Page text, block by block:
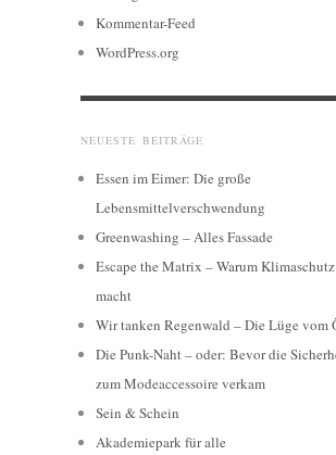
Kommentar-Feed
WordPress.org
NEUESTE BEITRÄGE
Essen im Eimer: Die große
Lebensmittelverschwendung
Greenwashing – Alles Fassade
Escape the Matrix – Warum
macht
Wir tanken Regenwald – Die Lüge vom
Die Punk-Naht – oder: Bevor die
zum Modeaccessoire verkam
Sein & Schein
Akademiepark für alle